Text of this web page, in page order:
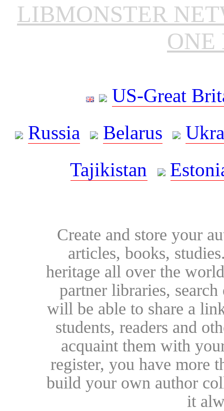
LIBMONSTER
ONE
US-Great
Russia
Belarus
Tajikistan
Create and store your
articles, books,
heritage all over the
partner libraries,
will be able to share a
students, readers and
acquaint them with
register, you have more
build your own author
it